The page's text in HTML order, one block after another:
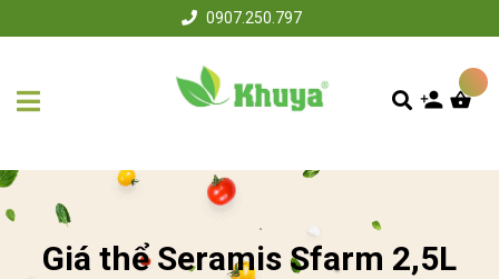
0907.250.797
Giá thể Seramis Sfarm 2,5L